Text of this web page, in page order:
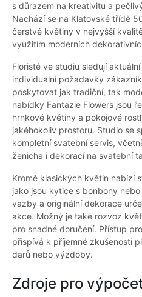
s důrazem na kreativitu a
Nachází se na Klatovské třídě
čerstvé květiny v nejvyšší
využitím moderních
Floristé ve studiu sledují
individuální požadavky
poskytovat jak tradiční, tak
nabídky Fantazie Flowers jsou
hrnkové květiny a pokojové
jakéhokoliv prostoru. Studio se
kompletní svatební servis,
ženicha i dekorací na svatební
Kromě klasických květin nabízí
jako jsou kytice s bonbony
vazby a originální dekorace
akce. Možný je také rozvoz
pro snadné doručení. Přístup
přispívá k příjemné zkušenosti
darů nebo výzdoby.
Zdroje pro